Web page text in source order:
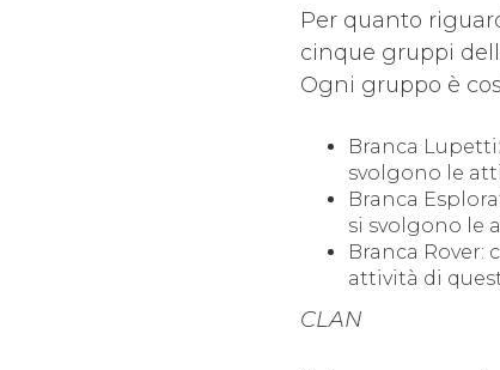
Per quanto
cinque gruppi
Ogni gruppo è
Branca
svolgono le
Branca
si svolgono le
Branca Rover:
attività di
CLAN